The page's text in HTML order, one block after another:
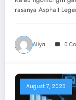
rasanya Asphalt
Aliya 0
August 7, 2025